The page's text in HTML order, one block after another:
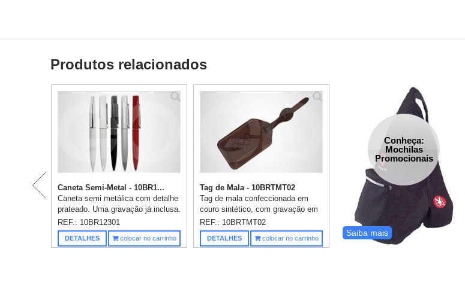
Produtos relacionados
Caneta Semi-Metal - 10BR1...
Caneta semi metálica com detalhe
prateado. Uma gravação já inclusa.
REF.: 10BR12301
DETALHES colocar no carrinho
Tag de Mala - 10BRTMT02
Tag de mala confeccionada em
couro sintético, com gravação em
baixo relevo e acabamento em
costura. Uma gravação já inclusa.
REF.: 10BRTMT02
DETALHES colocar no carrinho
Conheça:
Mochilas
Promocionais
Saiba mais